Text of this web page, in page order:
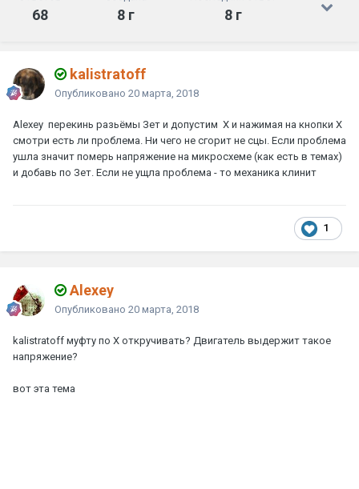
68 8 г 8 г
kalistratoff
Опубликовано 20 марта, 2018
Alexey перекинь разьёмы Зет и допустим Х и нажимая на кнопки Х
смотри есть ли проблема. Ни чего не сгорит не сцы. Если проблема
ушла значит померь напряжение на микросхеме (как есть в темах)
и добавь по Зет. Если не ущла проблема - то механика клинит
1
Alexey
Опубликовано 20 марта, 2018
kalistratoff муфту по Х откручивать? Двигатель выдержит такое
напряжение?
вот эта тема